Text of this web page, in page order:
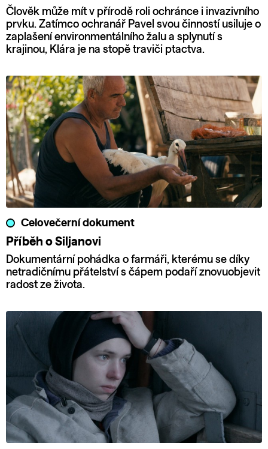
Člověk může mít v přírodě roli ochránce i invazivního
prvku. Zatímco ochranář Pavel svou činností usiluje o
zaplašení environmentálního žalu a splynutí s
krajinou, Klára je na stopě traviči ptactva.
Celovečerní dokument
Příběh o Siljanovi
Dokumentární pohádka o farmáři, kterému se díky
netradičnímu přátelství s čápem podaří znovuobjevit
radost ze života.